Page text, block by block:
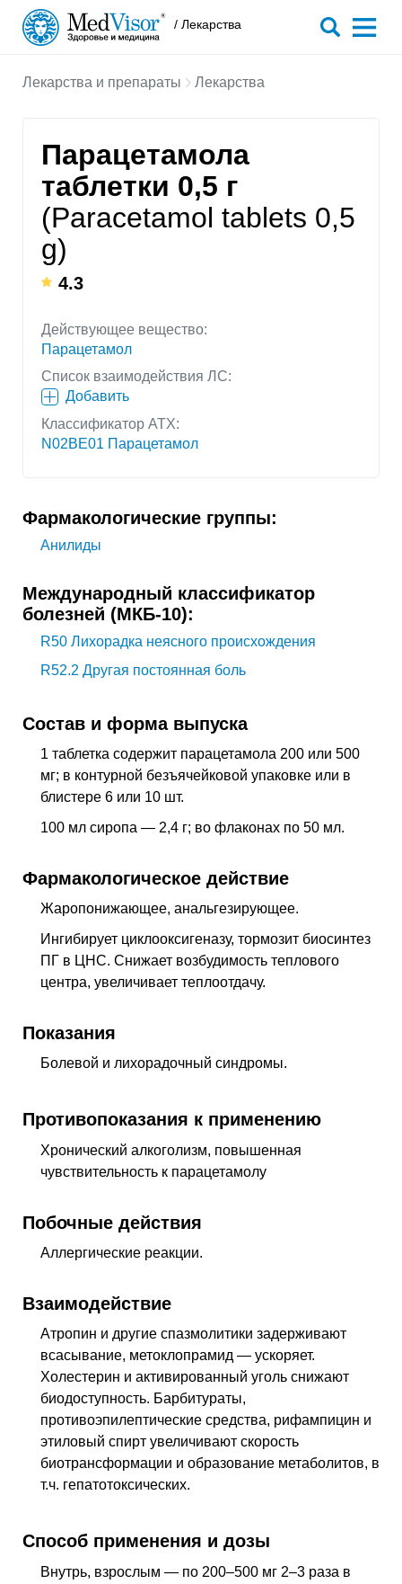
/ Лекарства
Лекарства и препараты Лекарства
Парацетамола
таблетки 0,5 г
(Paracetamol tablets 0,5
g)
4.3
Действующее вещество:
Парацетамол
Список взаимодействия ЛС:
Добавить
Классификатор АТХ:
N02BE01 Парацетамол
Фармакологические группы:
Анилиды
Международный классификатор
болезней (МКБ-10):
R50 Лихорадка неясного происхождения
R52.2 Другая постоянная боль
Состав и форма выпуска
1 таблетка содержит парацетамола 200 или 500
мг; в контурной безъячейковой упаковке или в
блистере 6 или 10 шт.
100 мл сиропа — 2,4 г; во флаконах по 50 мл.
Фармакологическое действие
Жаропонижающее, анальгезирующее.
Ингибирует циклооксигеназу, тормозит биосинтез
ПГ в ЦНС. Снижает возбудимость теплового
центра, увеличивает теплоотдачу.
Показания
Болевой и лихорадочный синдромы.
Противопоказания к применению
Хронический алкоголизм, повышенная
чувствительность к парацетамолу
Побочные действия
Аллергические реакции.
Взаимодействие
Атропин и другие спазмолитики задерживают
всасывание, метоклопрамид — ускоряет.
Холестерин и активированный уголь снижают
биодоступность. Барбитураты,
противоэпилептические средства, рифампицин и
этиловый спирт увеличивают скорость
биотрансформации и образование метаболитов, в
т.ч. гепатотоксических.
Способ применения и дозы
Внутрь, взрослым — по 200–500 мг 2–3 раза в